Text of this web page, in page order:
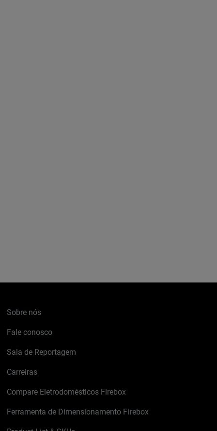
Sobre nós
Fale conosco
Sala de Reportagem
Carreiras
Compare Eletrodomésticos Firebox
Ferramenta de Dimensionamento Firebox